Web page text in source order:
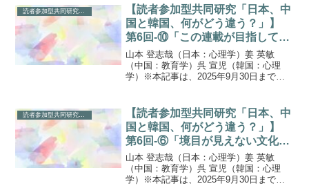
用です（初回掲載日： 2016年7月 1日）
※前回...
読者参加型共同研究「日本、中国と韓国、何がどう違う？」
【読者参加型共同研究「日本、中
国と韓国、何がどう違う？」】
第6回-⑩「この連載が目指してい
ること」
山本 登志哉（日本：心理学）姜 英敏
（中国：教育学）呉 宣児（韓国：心理
学）※本記事は、2025年9月30日までチ
用です（初回掲載日： 2021年5月28日）
※さて...
【読者参加型共同研究「日本、中
国と韓国、何がどう違う？」】
第6回-⑥「境目が見えない文化集
団」
山本 登志哉（日本：心理学）姜 英敏
（中国：教育学）呉 宣児（韓国：心理
学）※本記事は、2025年9月30日までチ